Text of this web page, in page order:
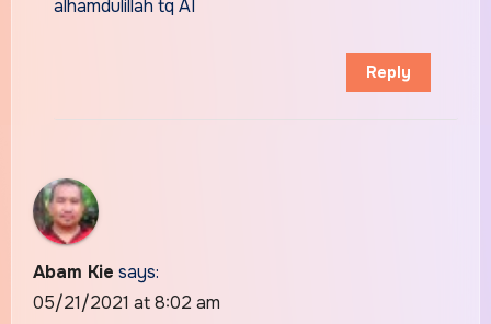
alhamdulillah tq AI
Reply
Abam Kie says:
05/21/2021 at 8:02 am